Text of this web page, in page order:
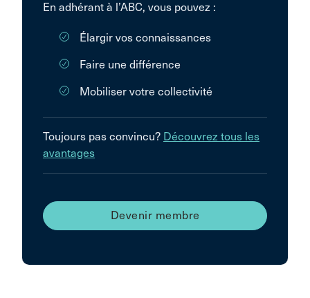
En adhérant à l’ABC, vous pouvez :
Élargir vos connaissances
Faire une différence
Mobiliser votre collectivité
Toujours pas convincu? Découvrez tous les
avantages
Devenir membre